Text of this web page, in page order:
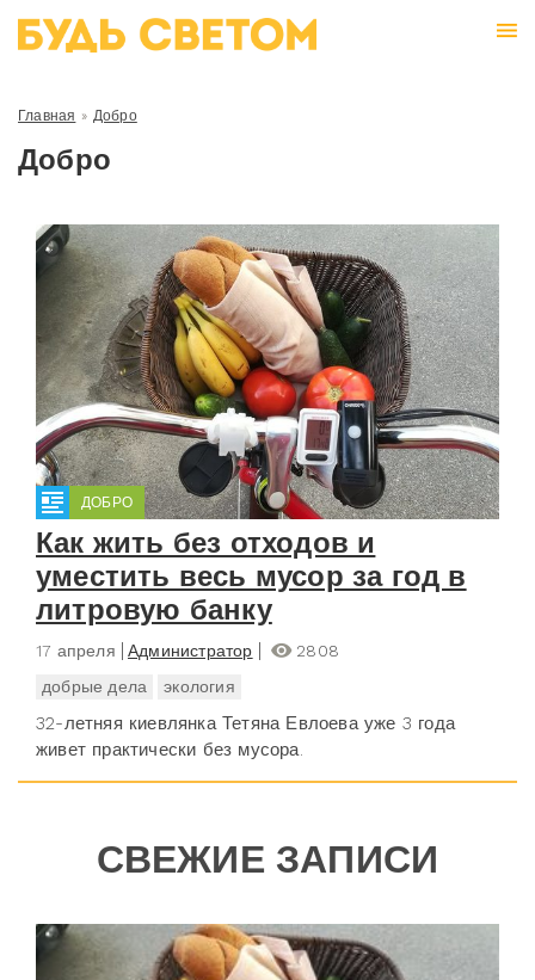
Главная » Добро
Добро
ДОБРО
Как жить без отходов и
уместить весь мусор за год в
литровую банку
17 апреля Администратор
2808
добрые дела
экология
32-летняя киевлянка Тетяна Евлоева уже 3 года
живет практически без мусора.
СВЕЖИЕ ЗАПИСИ